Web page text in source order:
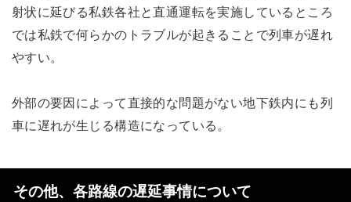
射状に延びる私鉄各社と直通運転を実施しているところ
では私鉄で何らかのトラブルが起きることで列車が遅れ
やすい。
外部の要因によって直接的な問題がない地下鉄内にも列
車に遅れが生じる構造になっている。
その他、各路線の遅延事情について